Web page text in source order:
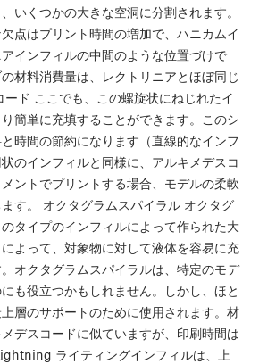
いくつかの大きな空洞に分割されます。
点はプリント時間の増加で、ハニカムイ
インフィルの中間のような位置づけで
材料消費量は、レクトリニアとほぼ同じ
ド ここでも、この螺旋状にねじれたイ
簡単に充填することができます。このシ
時間の節約になります（直線的なインフ
のインフィルと同様に、アルキメデスコ
ントでプリントする場合、モデルの柔軟
す。 オクタグラムスパイラル オクタグ
タイプのインフィルによって作られた大
よって、対象物に対して液体を容易に充
オクタグラムスパイラルは、特定のモデ
も役立つかもしれません。しかし、ほと
層のサポートのために使用されます。材
デスコードに似ていますが、印刷時間は
ライティングインフィルは、上